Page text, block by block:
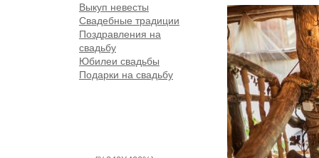
Выкуп невесты
Свадебные традиции
Поздравления на
свадьбу
Юбилеи свадьбы
Подарки на свадьбу